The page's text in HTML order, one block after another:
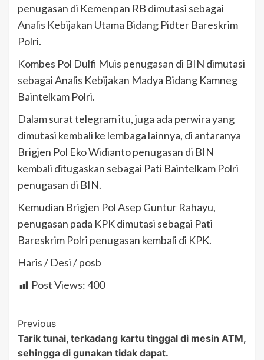
penugasan di Kemenpan RB dimutasi sebagai
Analis Kebijakan Utama Bidang Pidter Bareskrim
Polri.
Kombes Pol Dulfi Muis penugasan di BIN dimutasi
sebagai Analis Kebijakan Madya Bidang Kamneg
Baintelkam Polri.
Dalam surat telegram itu, juga ada perwira yang
dimutasi kembali ke lembaga lainnya, di antaranya
Brigjen Pol Eko Widianto penugasan di BIN
kembali ditugaskan sebagai Pati Baintelkam Polri
penugasan di BIN.
Kemudian Brigjen Pol Asep Guntur Rahayu,
penugasan pada KPK dimutasi sebagai Pati
Bareskrim Polri penugasan kembali di KPK.
Haris / Desi / posb
Post Views:400
Post
Navigation
Previous
Tarik tunai, terkadang kartu tinggal di mesin ATM,
sehingga di gunakan tidak dapat.